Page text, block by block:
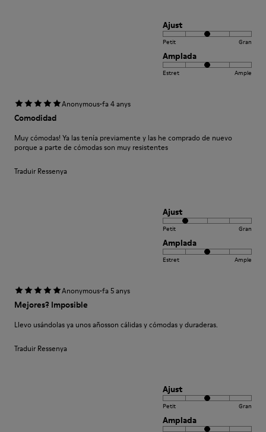
Ajust
Petit Gran
Amplada
Estret Ample
Anonymous·fa 4 anys
Comodidad
Muy cómodas! Ya las tenía previamente y las he comprado de nuevo
porque a parte de cómodas son muy resistentes
Traduir Ressenya
Ajust
Petit Gran
Amplada
Estret Ample
Anonymous·fa 5 anys
Mejores? Imposible
Llevo usándolas ya unos añosson cálidas y cómodas y duraderas.
Traduir Ressenya
Ajust
Petit Gran
Amplada